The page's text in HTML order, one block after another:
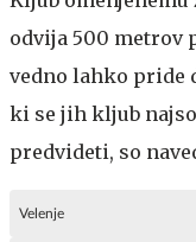
odvija 500 metrov
vedno lahko pride
ki se jih kljub
predvideti, so
Velenje